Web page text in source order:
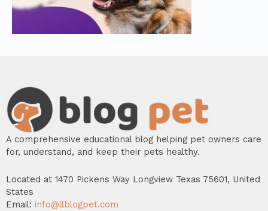
A comprehensive educational blog helping pet owners care
for, understand, and keep their pets healthy.
Located at 1470 Pickens Way Longview Texas 75601, United
States
Email: info@llblogpet.com